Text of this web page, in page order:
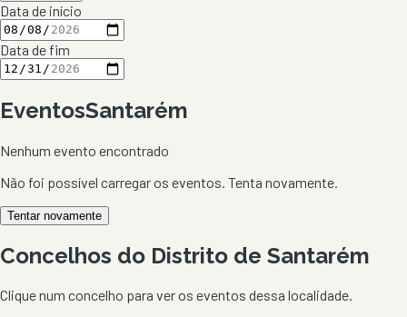
Data de início
Data de fim
EventosSantarém
Nenhum evento encontrado
Não foi possível carregar os eventos. Tenta novamente.
Tentar novamente
Concelhos do Distrito de Santarém
Clique num concelho para ver os eventos dessa localidade.